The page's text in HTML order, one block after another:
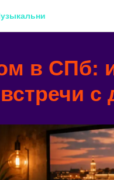
в СПб:
с